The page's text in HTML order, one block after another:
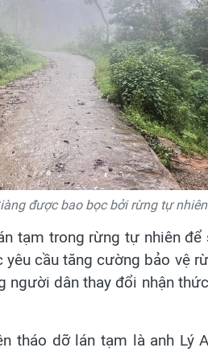
được bao bọc bởi rừng tự
tạm trong rừng tự nhiên để
cầu tăng cường bảo vệ
người dân thay đổi nhận
tháo dỡ lán tạm là anh Lý